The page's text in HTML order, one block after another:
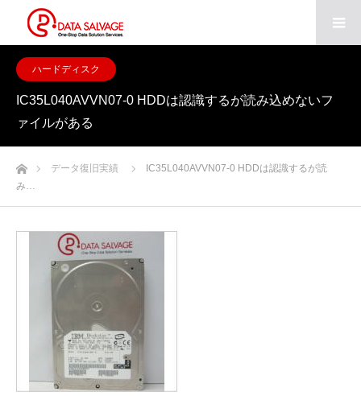
ハードディスク
IC35L040AVVN07-0 HDDは認識するが読み込めないフ
ァイルがある
ホームデータ復旧実績
IC35L040AVVN07-0 HDDは認識するが読
み…